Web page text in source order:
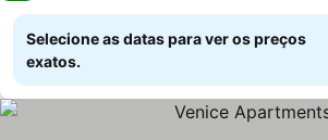
Selecione as datas para ver os preços
exatos.